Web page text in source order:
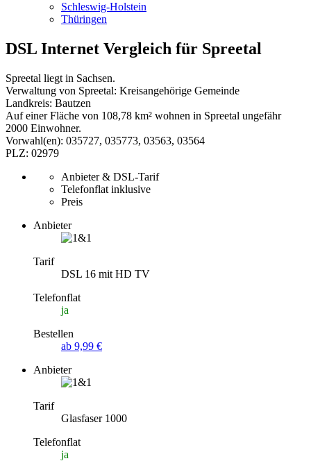
Schleswig-Holstein
Thüringen
DSL Internet Vergleich für Spreetal
Spreetal liegt in Sachsen.
Verwaltung von Spreetal: Kreisangehörige Gemeinde
Landkreis: Bautzen
Auf einer Fläche von 108,78 km² wohnen in Spreetal ungefähr
2000 Einwohner.
Vorwahl(en): 035727, 035773, 03563, 03564
PLZ: 02979
Anbieter & DSL-Tarif
Telefonflat inklusive
Preis
Anbieter
Tarif
DSL 16 mit HD TV
Telefonflat
ja
Bestellen
ab 9,99 €
Anbieter
Tarif
Glasfaser 1000
Telefonflat
ja